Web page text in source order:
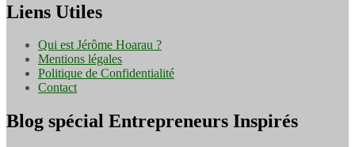
Liens Utiles
Qui est Jérôme Hoarau ?
Mentions légales
Politique de Confidentialité
Contact
Blog spécial Entrepreneurs Inspirés